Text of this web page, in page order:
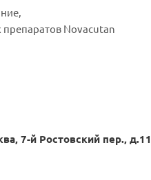
препаратов Novacutan
7-й Ростовский пер., д.11